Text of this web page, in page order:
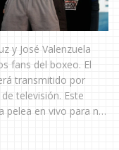
y José Valenzuela
fans del boxeo. El
transmitido por
televisión. Este
pelea en vivo para no